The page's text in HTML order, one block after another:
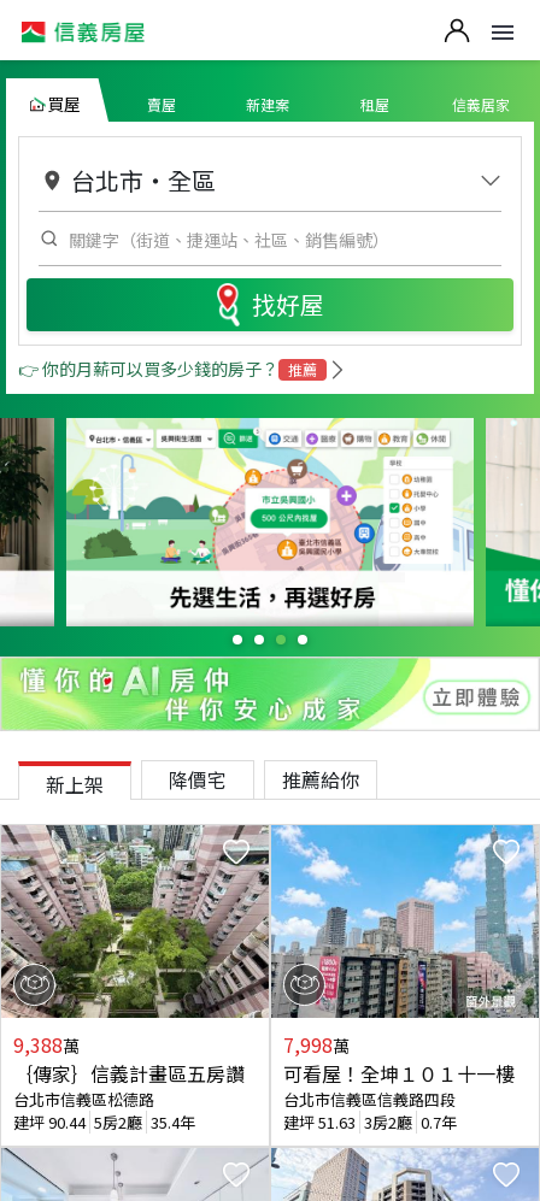
買屋 賣屋 新建案 租屋 信義居家
台北市 ・ 全區
找好屋
👉 你的月薪可以買多少錢的房子？ 推薦
新上架 降價宅 推薦給你
9,388萬
｛傳家｝信義計畫區五房讚
台北市信義區松德路
建坪90.44 5房2廳 35.4年
7,998萬
可看屋！全坤１０１十一樓
台北市信義區信義路四段
建坪51.63 3房2廳 0.7年